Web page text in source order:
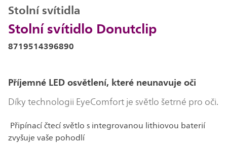
Stolní svítidlo Donutclip
Stolní svítidla
8719514396890
Příjemné LED osvětlení, které neunavuje oči
Díky technologii EyeComfort je světlo šetrné pro oči.
Připínací čtecí světlo s integrovanou lithiovou baterií
zvyšuje vaše pohodlí